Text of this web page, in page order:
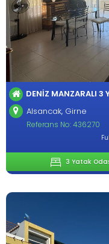
DENIZ MANZARALI 3
Alsancak, Girne
Referans No: 436270
3 Yatak